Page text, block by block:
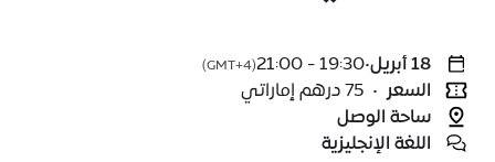
18 أبريل •
19:30 - 21:00
(GMT+4)
السعر • 75 درهم إماراتي
ساحة الوصل
اللغة الإنجليزية